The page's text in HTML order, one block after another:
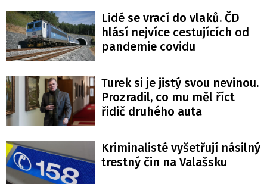
Lidé se vrací do vlaků. ČD
hlásí nejvíce cestujících od
pandemie covidu
Turek si je jistý svou nevinou.
Prozradil, co mu měl říct
řidič druhého auta
Kriminalisté vyšetřují násilný
trestný čin na Valašsku